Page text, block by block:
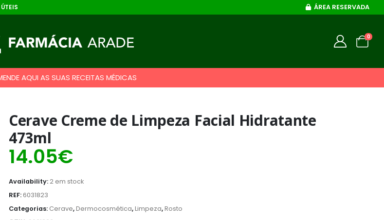
ÁREA RESERVADA
0
AQUI AS SUAS RECEITAS MÉDICAS
Cerave Creme de Limpeza Facial Hidratante
473ml
14.05€
Availability:2 em stock
REF:6031823
Categorias: Cerave,Dermocosmética,Limpeza,Rosto